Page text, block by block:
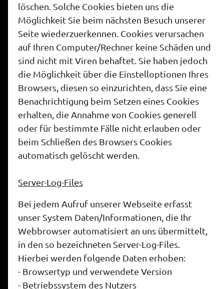
löschen. Solche Cookies bieten uns die
Möglichkeit Sie beim nächsten Besuch unserer
Seite wiederzuerkennen. Cookies verursachen
auf Ihren Computer/Rechner keine Schäden und
sind nicht mit Viren behaftet. Sie haben jedoch
die Möglichkeit über die Einstelloptionen Ihres
Browsers, diesen so einzurichten, dass Sie eine
Benachrichtigung beim Setzen eines Cookies
erhalten, die Annahme von Cookies generell
oder für bestimmte Fälle nicht erlauben oder
beim Schließen des Browsers Cookies
automatisch gelöscht werden.
Server-Log-Files
Bei jedem Aufruf unserer Webseite erfasst
unser System Daten/Informationen, die Ihr
Webbrowser automatisiert an uns übermittelt,
in den so bezeichneten Server-Log-Files.
Hierbei werden folgende Daten erhoben:
- Browsertyp und verwendete Version
- Betriebssystem des Nutzers